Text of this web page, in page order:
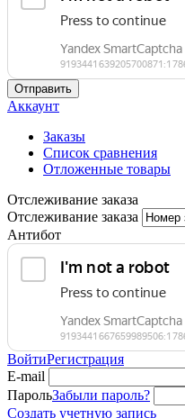
Отправить
Аккаунт
Заказы
Список сравнения
Отложенные товары
Отслеживание заказа
Отслеживание заказа
Антибот
ВойтиРегистрация
E-mail
ПарольЗабыли пароль?
Создать учетную запись